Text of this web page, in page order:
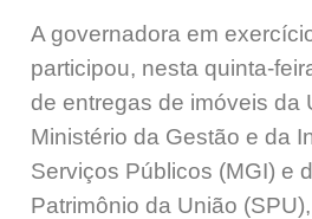
A governadora em
participou, nesta quinta-
de entregas de imóveis da
Ministério da Gestão e da
Serviços Públicos (MGI) e
Patrimônio da União